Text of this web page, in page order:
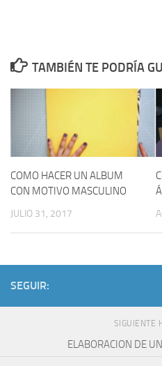
TAMBIÉN TE PODRÍA
COMO HACER UN ALBUM
CON MOTIVO MASCULINO
JULIO 31, 2017
SEGUIR:
SIGUIENTE
ELABORACION DE